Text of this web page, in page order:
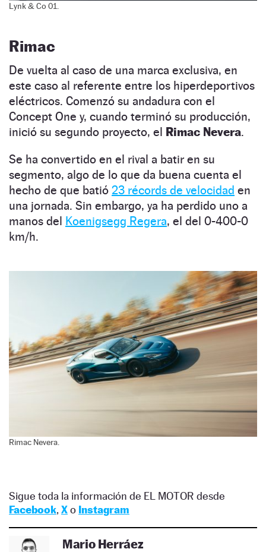
Lynk & Co 01.
Rimac
De vuelta al caso de una marca exclusiva, en
este caso al referente entre los hiperdeportivos
eléctricos. Comenzó su andadura con el
Concept One y, cuando terminó su producción,
inició su segundo proyecto, el Rimac Nevera.
Se ha convertido en el rival a batir en su
segmento, algo de lo que da buena cuenta el
hecho de que batió 23 récords de velocidad en
una jornada. Sin embargo, ya ha perdido uno a
manos del Koenigsegg Regera, el del 0-400-0
km/h.
Rimac Nevera.
Sigue toda la información de EL MOTOR desde
Facebook, Xo Instagram
Mario Herráez